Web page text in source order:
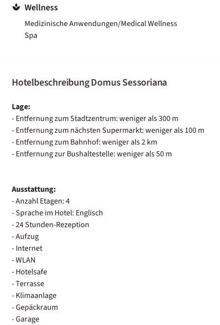
Wellness
Medizinische Anwendungen/Medical Wellness
Spa
Hotelbeschreibung Domus Sessoriana
Lage:
- Entfernung zum Stadtzentrum: weniger als 300 m
- Entfernung zum nächsten Supermarkt: weniger als 100 m
- Entfernung zum Bahnhof: weniger als 2 km
- Entfernung zur Bushaltestelle: weniger als 50 m
Ausstattung:
- Anzahl Etagen: 4
- Sprache im Hotel: Englisch
- 24 Stunden-Rezeption
- Aufzug
- Internet
- WLAN
- Hotelsafe
- Terrasse
- Klimaanlage
- Gepäckraum
- Garage